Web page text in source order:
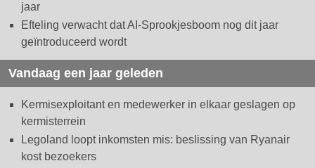
jaar
Efteling verwacht dat AI-Sprookjesboom nog dit jaar
geïntroduceerd wordt
Vandaag een jaar geleden
Kermisexploitant en medewerker in elkaar geslagen op
kermisterrein
Legoland loopt inkomsten mis: beslissing van Ryanair
kost bezoekers